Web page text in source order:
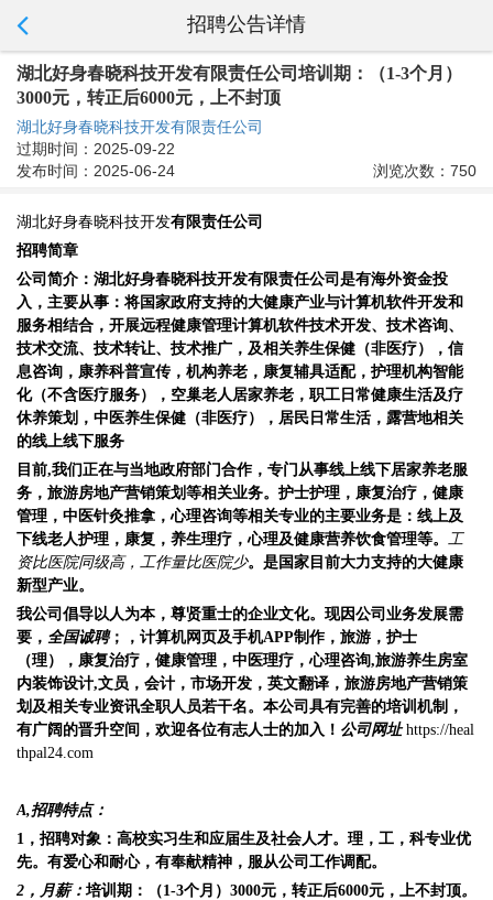
招聘公告详情
湖北好身春晓科技开发有限责任公司培训期：（1-3个月）
3000元，转正后6000元，上不封顶
湖北好身春晓科技开发有限责任公司
过期时间：2025-09-22
发布时间：2025-06-24
浏览次数：750
湖北好身春晓科技开发有限责任公司
招聘简章
公司简介： 湖北好身春晓科技开发有限责任公司是有海外资金投
入， 主要从事 ：将国家政府支持的大健康产业与计算机软件开发和
服务相结合 ， 开展远程健康管理计算机软件技术开发、技术咨询、
技术交流、技术转让、技术推广 ， 及相关养生保健（非医疗），信
息咨询，康养科普宣传，机构养老，康复辅具适配，护理机构智能
化（不含医疗服务），空巢老人居家养老，职工日常健康生活及疗
休养策划，中医养生保健（非医疗），居民日常生活，露营地相关
的线上线下服务
目前,我们正在与当地政府部门合作，专门从事线上线下居家养老服
务，旅游房地产营销策划等相关业务。护士护理 ，康复治疗，健康
管理，中医针灸推拿 ，心理咨询等相关专业的主要业务是：线上及
下线老人护理，康复，养生理疗，心理及健康营养饮食管理等。 工
资比医院同级高，工作量比医院少。是国家目前大力支持的大健康
新型产业。
我公司倡导以人为本，尊贤重士的企业文化。现因公司业务发展需
要， 全国诚聘；，计算机网页及手机APP制作，旅游，护士
（理），康复治疗，健康管理，中医理疗 ，心理咨询,旅游养生房室
内装饰设计,文员，会计，市场开发，英文翻译， 旅游房地产营销策
划 及相关专业资讯全职人员若干名。本公司具有完善的培训机制，
有广阔的晋升空间，欢迎各位有志人士的加入！ 公司网址https://heal
thpal24.com
A,招聘特点：
1，招聘对象：高校实习生和应届生及社会人才。 理，工，科专业优
先。 有爱心和耐心，有奉献精神，服从公司工作调配。
2，月薪：培训期：（1-3个月） 3000元，转正后6000元，上不封顶。